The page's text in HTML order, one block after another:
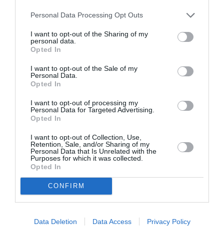
Personal Data Processing Opt Outs
I want to opt-out of the Sharing of my
personal data.
Opted In
I want to opt-out of the Sale of my
Personal Data.
Opted In
I want to opt-out of processing my
Personal Data for Targeted Advertising.
Opted In
I want to opt-out of Collection, Use,
Retention, Sale, and/or Sharing of my
Personal Data that Is Unrelated with the
Purposes for which it was collected.
Opted In
CONFIRM
Data Deletion Data Access Privacy Policy
Cauza a fost instrumentată împreună cu ofiţeri de
informativ fiind t asigurat de către DOS şi SRI.
Cercetările continuă în vederea tragerii la răspundere
penală a tuturor participanţilor.
Articolul anterior
Următorul articol
Italienii, de acord cu principiul „ius soli” şi
cu dreptul de vot al imigranţilor
AȚI PUTEA DORI DE
ASEMENEA